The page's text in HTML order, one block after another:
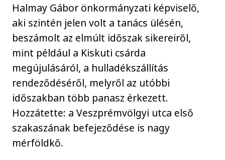
Halmay Gábor önkormányzati képviselő,
aki szintén jelen volt a tanács ülésén,
beszámolt az elmúlt időszak sikereiről,
mint például a Kiskuti csárda
megújulásáról, a hulladékszállítás
rendeződéséről, melyről az utóbbi
időszakban több panasz érkezett.
Hozzátette: a Veszprémvölgyi utca első
szakaszának befejeződése is nagy
mérföldkő.